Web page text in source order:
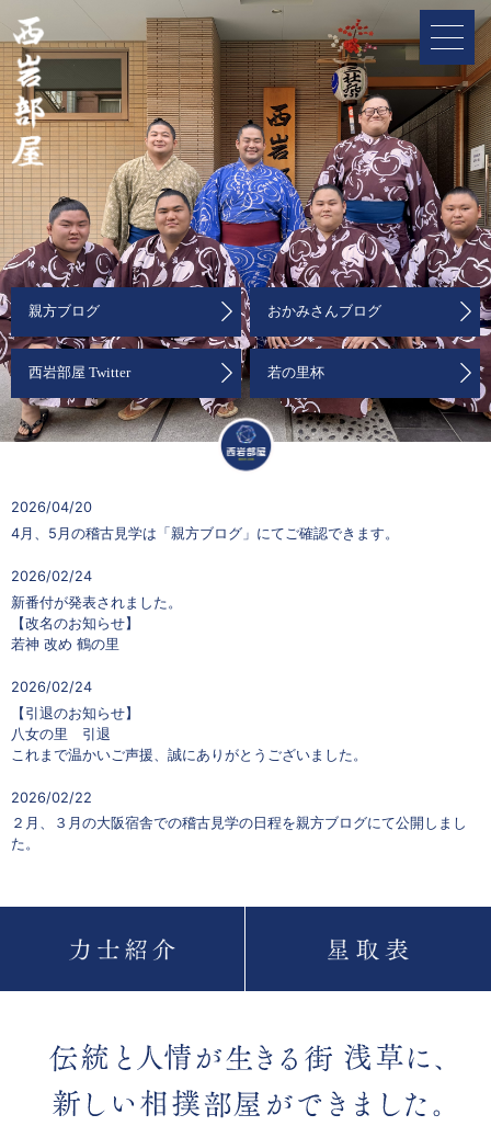
親方ブログ おかみさんブログ
西岩部屋 Twitter 若の里杯
2026/04/20
4月、5月の稽古見学は「親方ブログ」にてご確認できます。
2026/02/24
新番付が発表されました。
【改名のお知らせ】
若神 改め 鶴の里
2026/02/24
【引退のお知らせ】
八女の里 引退
これまで温かいご声援、誠にありがとうございました。
2026/02/22
２月、３月の大阪宿舎での稽古見学の日程を親方ブログにて公開しまし
た。